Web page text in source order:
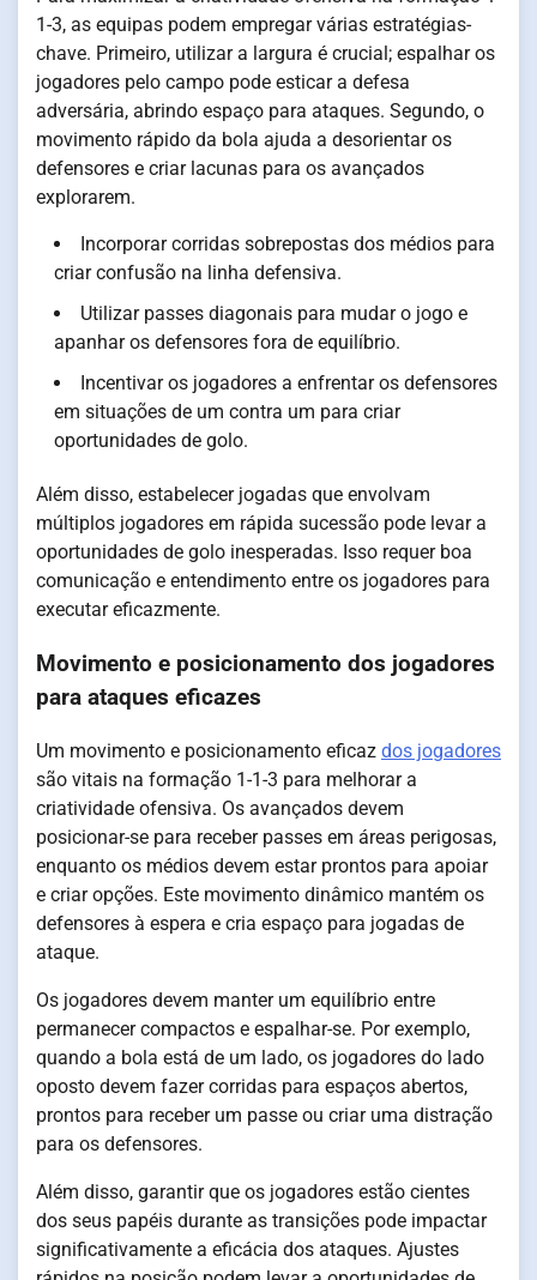
1-3, as equipas podem empregar várias estratégias-
chave. Primeiro, utilizar a largura é crucial; espalhar os
jogadores pelo campo pode esticar a defesa
adversária, abrindo espaço para ataques. Segundo, o
movimento rápido da bola ajuda a desorientar os
defensores e criar lacunas para os avançados
explorarem.
Incorporar corridas sobrepostas dos médios para
criar confusão na linha defensiva.
Utilizar passes diagonais para mudar o jogo e
apanhar os defensores fora de equilíbrio.
Incentivar os jogadores a enfrentar os defensores
em situações de um contra um para criar
oportunidades de golo.
Além disso, estabelecer jogadas que envolvam
múltiplos jogadores em rápida sucessão pode levar a
oportunidades de golo inesperadas. Isso requer boa
comunicação e entendimento entre os jogadores para
executar eficazmente.
Movimento e posicionamento dos jogadores
para ataques eficazes
Um movimento e posicionamento eficaz dos jogadores
são vitais na formação 1-1-3 para melhorar a
criatividade ofensiva. Os avançados devem
posicionar-se para receber passes em áreas perigosas,
enquanto os médios devem estar prontos para apoiar
e criar opções. Este movimento dinâmico mantém os
defensores à espera e cria espaço para jogadas de
ataque.
Os jogadores devem manter um equilíbrio entre
permanecer compactos e espalhar-se. Por exemplo,
quando a bola está de um lado, os jogadores do lado
oposto devem fazer corridas para espaços abertos,
prontos para receber um passe ou criar uma distração
para os defensores.
Além disso, garantir que os jogadores estão cientes
dos seus papéis durante as transições pode impactar
significativamente a eficácia dos ataques. Ajustes